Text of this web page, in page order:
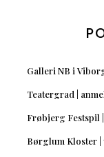
Galleri NB i
Teatergrad |
Frøbjerg Festspil
Børglum Kloster